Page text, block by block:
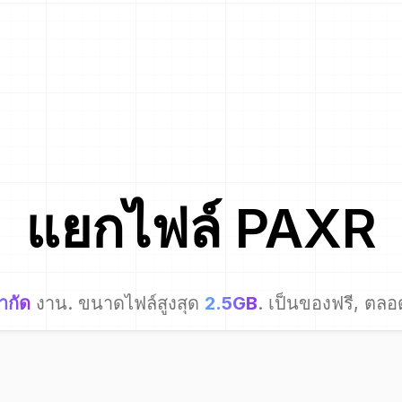
แยกไฟล์ PAXR
กัด งาน. ขนาดไฟล์สูงสุด 2.5GB. เป็นของฟรี, ตล